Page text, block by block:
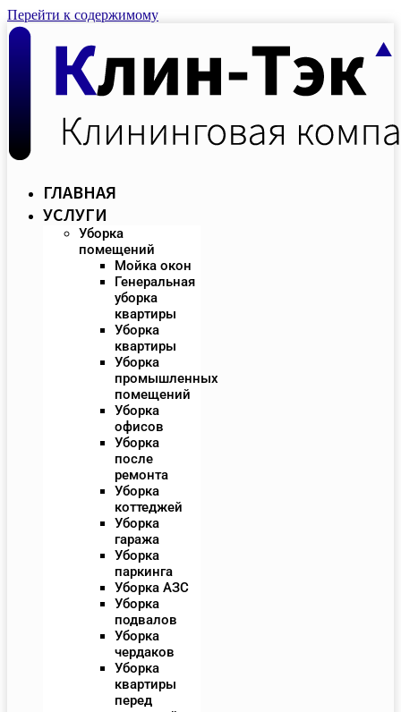
Перейти к содержимому
ГЛАВНАЯ
УСЛУГИ
Уборка
помещений
Мойка окон
Генеральная
уборка
квартиры
Уборка
квартиры
Уборка
промышленных
помещений
Уборка
офисов
Уборка
после
ремонта
Уборка
коттеджей
Уборка
гаража
Уборка
паркинга
Уборка АЗС
Уборка
подвалов
Уборка
чердаков
Уборка
квартиры
перед